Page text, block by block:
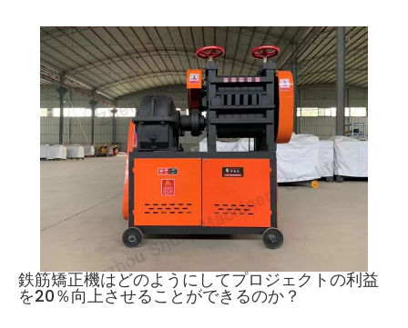
鉄筋矯正機はどのようにしてプロジェクトの利益
を20％向上させることができるのか？